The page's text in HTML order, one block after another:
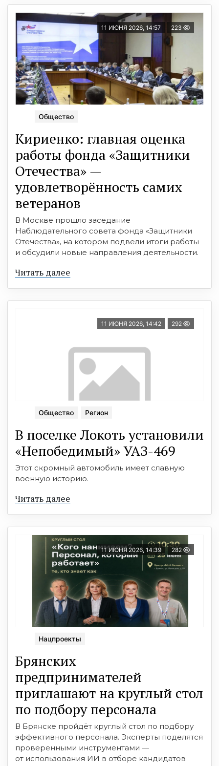
11 ИЮНЯ 2026, 14:57 223
Общество
Кириенко: главная оценка
работы фонда «Защитники
Отечества» —
удовлетворённость самих
ветеранов
В Москве прошло заседание
Наблюдательного совета фонда «Защитники
Отечества», на котором подвели итоги работы
и обсудили новые направления деятельности.
Читать далее
11 ИЮНЯ 2026, 14:42 292
Общество Регион
В поселке Локоть установили
«Непобедимый» УАЗ-469
Этот скромный автомобиль имеет славную
военную историю.
Читать далее
11 ИЮНЯ 2026, 14:39 282
Нацпроекты
Брянских
предпринимателей
приглашают на круглый стол
по подбору персонала
В Брянске пройдёт круглый стол по подбору
эффективного персонала. Эксперты поделятся
проверенными инструментами —
от использования ИИ в отборе кандидатов